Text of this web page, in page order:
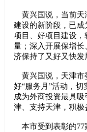
黄兴国说，当前天
建设的新阶段，已
项目、好项目建设
量；深入开展保增
济保持了又好又快
黄兴国说，天津市
好“服务月”活动，
成为外商投资最具
津、支持天津，积
本市受到表彰的77